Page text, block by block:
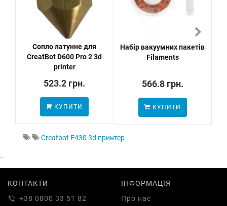
Сопло латунне для
CreatBot D600 Pro 2 3d
printer
523.2 грн.
КУПИТИ
Набір вакуумних пакетів
Filaments
566.8 грн.
КУПИТИ
Creatbot F430 3d принтер
..
КОНТАКТИ
+38 0800 33 51 82
ІНФОРМАЦІЯ
Про нас